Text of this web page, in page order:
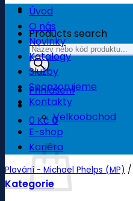
Products search
Přihlášení
0 Kč 0
Košík
Úvod
O nás
Novinky
Katalogy
Služby
Sponzorujeme
Kontakty
Velkoobchod
E-shop
Kariéra
Plavání - Michael Phelps (MP) /
Kategorie